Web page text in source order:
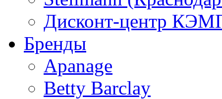
Дисконт-центр
Бренды
Apanage
Betty Barclay